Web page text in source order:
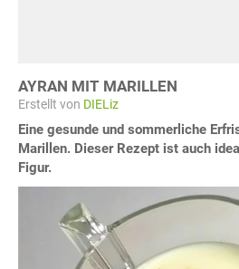
AYRAN MIT MARILLEN
Erstellt von DIELiz
Eine gesunde und sommerliche
Marillen. Dieser Rezept ist auch
Figur.